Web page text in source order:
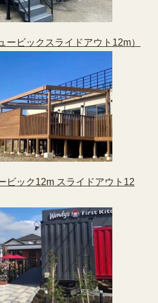
ービックスライドアウト12m）
ビック12m スライドアウト12